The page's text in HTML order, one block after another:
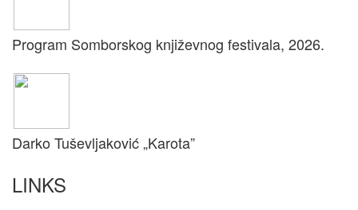
Program Somborskog književnog festivala, 2026.
Darko Tuševljaković „Karota”
LINKS